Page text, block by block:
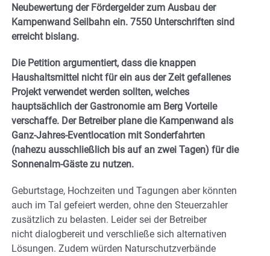
Neubewertung der Fördergelder zum Ausbau der
Kampenwand Seilbahn ein. 7550 Unterschriften sind
erreicht bislang.
Die Petition argumentiert, dass die knappen
Haushaltsmittel nicht für ein aus der Zeit gefallenes
Projekt verwendet werden sollten, welches
hauptsächlich der Gastronomie am Berg Vorteile
verschaffe. Der Betreiber plane die Kampenwand als
Ganz-Jahres-Eventlocation mit Sonderfahrten
(nahezu ausschließlich bis auf an zwei Tagen) für die
Sonnenalm-Gäste zu nutzen.
Geburtstage, Hochzeiten und Tagungen aber könnten
auch im Tal gefeiert werden, ohne den Steuerzahler
zusätzlich zu belasten. Leider sei der Betreiber
nicht dialogbereit und verschließe sich alternativen
Lösungen. Zudem würden Naturschutzverbände